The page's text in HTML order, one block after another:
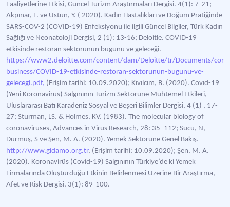
Faaliyetlerine Etkisi, Güncel Turizm Araştırmaları Dergisi. 4(1): 7-21;
Akpınar, F. ve Üstün, Y. ( 2020). Kadın Hastalıkları ve Doğum Pratiğinde
SARS-COV-2 (COVID-19) Enfeksiyonu ile ilgili Güncel Bilgiler, Türk Kadın
Sağlığı ve Neonatoloji Dergisi, 2 (1): 13-16; Deloitle. COVID-19
etkisinde restoran sektörünün bugünü ve geleceği.
https://www2.deloitte.com/content/dam/Deloitte/tr/Documents/
business/COVID-19-etkisinde-restoran-sektorunun-bugunu-ve-
gelecegi.pdf, (Erişim tarihi: 10.09.2020); Kıvılcım, B. (2020). Covıd-19
(Yeni Koronavirüs) Salgınının Turizm Sektörüne Muhtemel Etkileri,
Uluslararası Batı Karadeniz Sosyal ve Beşeri Bilimler Dergisi, 4 (1) , 17-
27; Sturman, LS. & Holmes, KV. (1983). The molecular biology of
coronaviruses, Advances in Virus Research, 28: 35–112; Sucu, N,
Durmuş, S ve Şen, M. A. (2020). Yemek Sektörüne Genel Bakış.
http://www.gidamo.org.tr, (Erişim tarihi: 10.09.2020); Şen, M. A.
(2020). Koronavirüs (Covid-19) Salgınının Türkiye’de ki Yemek
Firmalarında Oluşturduğu Etkinin Belirlenmesi Üzerine Bir Araştırma,
Afet ve Risk Dergisi, 3(1): 89-100.